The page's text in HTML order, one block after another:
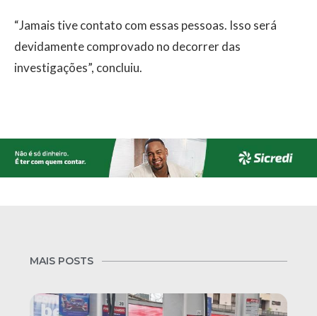
“Jamais tive contato com essas pessoas. Isso será
devidamente comprovado no decorrer das
investigações”, concluiu.
MAIS POSTS